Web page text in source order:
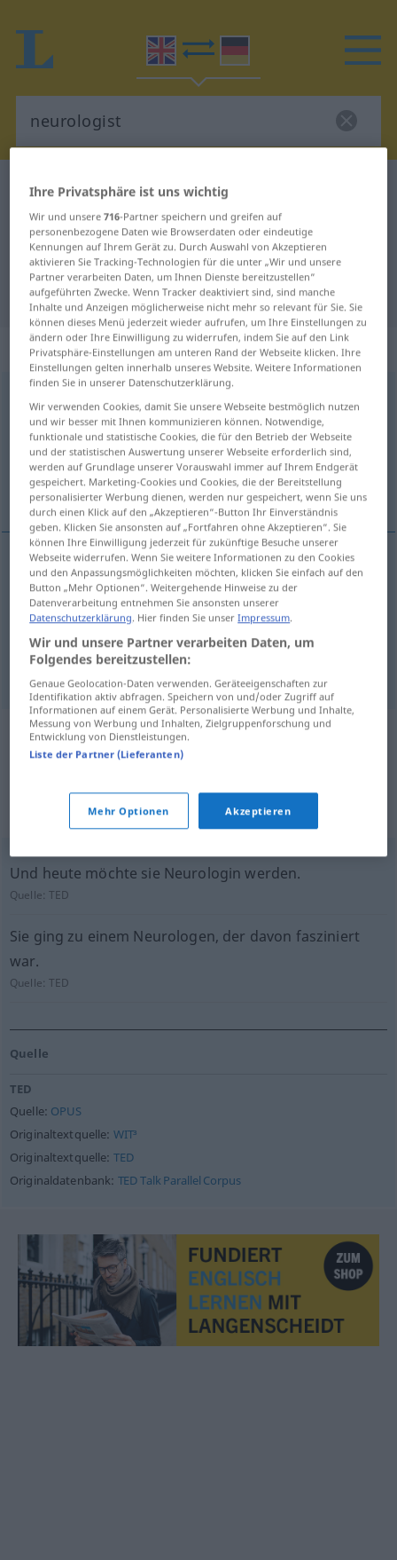
Englisch-Deutsch Wörterbuch
Englisch-Deutsch Übersetzung für
"neurologist"
"neurologist" Deutsch Übersetzung
„neurologist“: noun
Übersicht aller Übersetzungen
(Für mehr Details die Übersetzung anklicken/antippen)
Neurologe, Neurologin, Nervenarzt
Neurologem neurologist
Neurologinf neurologist
Nervenarztm,-ärztinf neurologist
Beispielsätze aus externen Quellen
für "neurologist"
(nicht von der Langenscheidt Redaktion
geprüft)
Und heute möchte sie Neurologin werden.
Quelle:TED
Sie ging zu einem Neurologen, der davon fasziniert
war.
Quelle:TED
Quelle
TED
Quelle: OPUS
Originaltextquelle: WIT³
Originaltextquelle: TED
Originaldatenbank: TED Talk Parallel Corpus
Ihre Privatsphäre ist uns wichtig
Wir und unsere716-Partner speichern und greifen auf
personenbezogene Daten wie Browserdaten oder eindeutige
Kennungen auf Ihrem Gerät zu. Durch Auswahl von Akzeptieren
aktivieren Sie Tracking-Technologien für die unter „Wir und unsere
Partner verarbeiten Daten, um Ihnen Dienste bereitzustellen“
aufgeführten Zwecke. Wenn Tracker deaktiviert sind, sind manche
Inhalte und Anzeigen möglicherweise nicht mehr so relevant für Sie. Sie
können dieses Menü jederzeit wieder aufrufen, um Ihre Einstellungen zu
ändern oder Ihre Einwilligung zu widerrufen, indem Sie auf den Link
Privatsphäre-Einstellungen am unteren Rand der Webseite klicken. Ihre
Einstellungen gelten innerhalb unseres Website. Weitere Informationen
finden Sie in unserer Datenschutzerklärung.
Wir verwenden Cookies, damit Sie unsere Webseite bestmöglich nutzen
und wir besser mit Ihnen kommunizieren können. Notwendige,
funktionale und statistische Cookies, die für den Betrieb der Webseite
und der statistischen Auswertung unserer Webseite erforderlich sind,
werden auf Grundlage unserer Vorauswahl immer auf Ihrem Endgerät
gespeichert. Marketing-Cookies und Cookies, die der Bereitstellung
personalisierter Werbung dienen, werden nur gespeichert, wenn Sie uns
durch einen Klick auf den „Akzeptieren“-Button Ihr Einverständnis
geben. Klicken Sie ansonsten auf „Fortfahren ohne Akzeptieren“. Sie
können Ihre Einwilligung jederzeit für zukünftige Besuche unserer
Webseite widerrufen. Wenn Sie weitere Informationen zu den Cookies
und den Anpassungsmöglichkeiten möchten, klicken Sie einfach auf den
Button „Mehr Optionen“. Weitergehende Hinweise zu der
Datenverarbeitung entnehmen Sie ansonsten unserer
Datenschutzerklärung. Hier finden Sie unserImpressum.
Wir und unsere Partner verarbeiten Daten, um
Folgendes bereitzustellen:
Genaue Geolocation-Daten verwenden. Geräteeigenschaften zur
Identifikation aktiv abfragen. Speichern von und/oder Zugriff auf
Informationen auf einem Gerät. Personalisierte Werbung und Inhalte,
Messung von Werbung und Inhalten, Zielgruppenforschung und
Entwicklung von Dienstleistungen.
Liste der Partner (Lieferanten)
Mehr Optionen Akzeptieren